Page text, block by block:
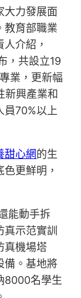
大力發展面
教育部職業
介紹，
，共設立19
業，更新幅
新興產業和
員70%以上
甜心網的生
更鮮明，
能動手拆
示范實訓
真機場塔
備。基地將
8000名學生